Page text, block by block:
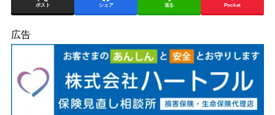
ポスト シェア 送る Pocket
広告